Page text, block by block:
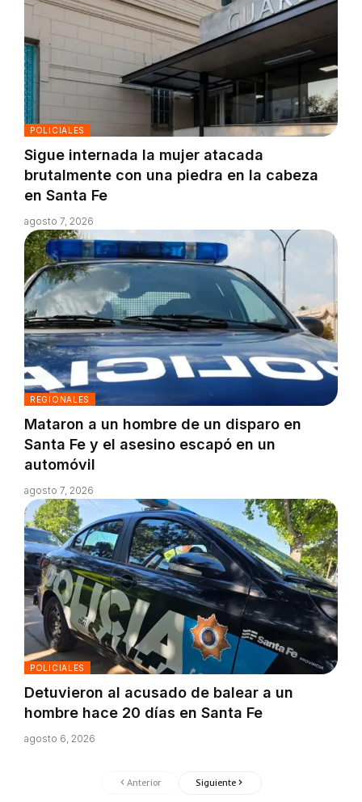
POLICIALES
Sigue internada la mujer atacada
brutalmente con una piedra en la cabeza
en Santa Fe
agosto 7, 2026
REGIONALES
Mataron a un hombre de un disparo en
Santa Fe y el asesino escapó en un
automóvil
agosto 7, 2026
POLICIALES
Detuvieron al acusado de balear a un
hombre hace 20 días en Santa Fe
agosto 6, 2026
Anterior Siguiente